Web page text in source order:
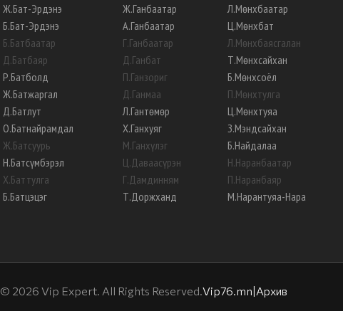
Ж.Бат-Эрдэнэ
Б.Бат-Эрдэнэ
Б.Батбаатар
Д.Батбаяр
Р.Батболд
Ж.Батжаргал
Д.Батлут
О.Батнайрамдал
Ж.Батсуурь
Н.Батсүмбэрэл
Х.Баттулга
Б.Батцэцэг
Ж.Ганбаатар
А.Ганбаатар
Г.Ганбаатар
Д.Ганбат
П.Ганзориг
Д.Ганмаа
Л.Гантөмөр
Х.Ганхуяг
М.Ганхүлэг
Ц.Даваасүрэн
Г.Дамдинням
Т.Доржханд
Л.Мөнхбаатар
Ц.Мөнхбат
Л.Мөнхбаясгалан
Т.Мөнхсайхан
Б.Мөнхсоёл
П.Мөнхтулга
Ц.Мөнхтуяа
З.Мэндсайхан
Б.Найдалаа
Н.Наранбаатар
П.Наранбаяр
М.Нарантуяа-Нара
© 2026 Vip Expert. All Rights Reserved.Vip76.mn Архив